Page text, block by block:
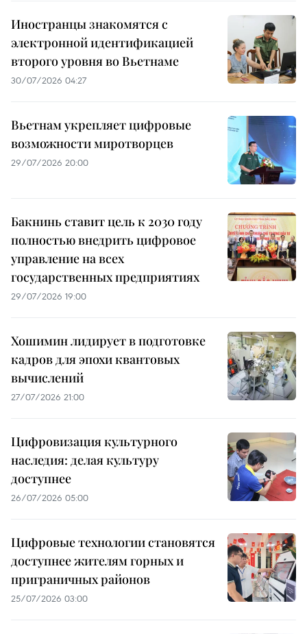
Иностранцы знакомятся с
электронной идентификацией
второго уровня во Вьетнаме
30/07/2026 04:27
Вьетнам укрепляет цифровые
возможности миротворцев
29/07/2026 20:00
Бакнинь ставит цель к 2030 году
полностью внедрить цифровое
управление на всех
государственных предприятиях
29/07/2026 19:00
Хошимин лидирует в подготовке
кадров для эпохи квантовых
вычислений
27/07/2026 21:00
Цифровизация культурного
наследия: делая культуру
доступнее
26/07/2026 05:00
Цифровые технологии становятся
доступнее жителям горных и
приграничных районов
25/07/2026 03:00